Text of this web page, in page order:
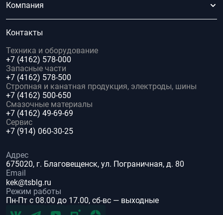
Компания
Контакты
Техника и оборудование
+7 (4162) 578-000
Запасные части
+7 (4162) 578-500
Стропная и канатная продукция, электроды, шины
+7 (4162) 500-650
Смазочные материалы
+7 (4162) 49-69-69
Сервис
+7 (914) 060-30-25
Адрес
675020, г. Благовещенск, ул. Пограничная, д. 80
Email
kek@tsblg.ru
Режим работы
Пн-Пт с 08.00 до 17.00, сб-вс — выходные